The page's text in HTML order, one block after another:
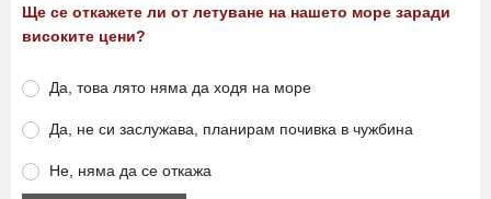
Ще се откажете ли от летуване на нашето море заради
високите цени?
Да, това лято няма да ходя на море
Да, не си заслужава, планирам почивка в чужбина
Не, няма да се откажа